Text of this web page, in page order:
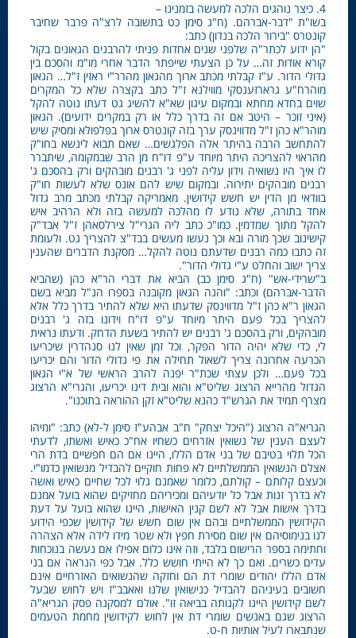
4. כיצר נוהגים הלכה למעשה בזמנינו –
בשו"ת "דבר-אברהם. (ח"ג סימן כט בתשובה לרצ"ה פרבר שחיבר
קונטרס "בירור הלכה בנדון) כתב:
"הן ידוע לכתר"ה שלפני שנים אחדות פניתי להרבנים הגאונים בקול
קורא אודות זה… על כן הצעתי שייפתר הדבר אחרי מו"מ והסכם בין
גדולי הדור. ע"ז קבלתי מכתב ארוך מהגאון מהרר"י ראזין ז"ל… הגאון
מוהרח"ע גרארזענסקי מווילנא ז"ל כתב בקצרה שלא כל המקרים
שוים בחדא מחתא ובמקום עיגון שא"א להשיג גט דעתו נוטה להקל
(איני זוכר – היטב אם זה בדרך כלל או רק במקרים ידועים). הגאון
מוהר"א כהן ז"ל מדווינסק ערך בזה קונטרס ארוך בפלפולא ומסיק שיש
להתחשב הרבה בהיתר אלה הפלגשים… שאם תבוא לינשא בחו"ק
מהראוי להצריכה היתר מיוחד ע"פ דו"ח מן הרב שבמקומה, שיתברר
לו איך היו נשואיה וידון עליה לפני ג' רבנים מובהקים ורק בהסכם ג'
רבנים מובהקים יתירוה. ובמקום שיש להם אונס שלא לעשות חו"ק
בוודאי מן הדין יש חשש קידושין. מאמריקה קבלתי מכתב מרב גדול
אחד בתורה, שלא נודע לו מהלכה למעשה בזה ולא הרהיב איש
להקל מתוך שמדמין. כמו"כ כתב ליה הגרי"ל צירלסאהן ז"ל אבד"ק
קישינוב שכך מורה ובא וכך נעשו מעשים בבד"צ להצריך גט. ולעומת
זה כתבו כמה רבנים שדעתם נוטה להקל… מסקנת הדברים שהענין
צריך ישוב והחלט ע"י גדולי הדור".
ב"שרידי-אש" (ח"ג סימן כב) הביא את דברי הר"א כהן (שהביא
הדבר-אברהם) וכתב: "והנה הגאון מקובנה בספרו הנ"ל מביא בשם
הגאון ר"א כהן ז"ל מדווינסק שדעתו היא שלא להתיר בדרך כלל אלא
להצריך בכל פעם היתר מיוחד ע"פ דו"ח וידונו בזה ג' רבנים
מובהקים, ורק בהסכם ג' רבנים יש להתיר בשעת הדחק. ודעתו נראית
לי, כדי שלא יהיה הדור הפקר, וכל זמן שאין לנו סנהדרין שיכריעו
הכרעה אחרונה צריך לשאול תחילה את פי גדולי הדור והם יכריעו
בכל פעם… ולכן עצתי שכת"ר יפנה להרב הראשי של א"י הגאון
הגדול מהרייא הרצוג שליט"א והוא ובית דינו יכריעו, והגרי"א הרצוג
מצרף תמיד את הגרש"ד כהנא שליט"א זקן ההוראה בתוכנו".
הגריא"ה הרצוג ("היכל יצחק" ח"ב אבהע"ז סימן ל-לא) כתב: "ומיהו
לעצם הענין של נשואין אזרחים כשחיו אח"כ כאיש ואשתו, לדעתי
הכל תלוי בטיבם של בני אדם הללו, היינו אם הם חפשיים בדת הרי
אצלם הנשואין הממשלתיים לא פחות חוקיים להבדיל מנשואין כדמו"י.
וכעצם קלותם – קולתם, כלומר שאמנם גלוי לכל שחיים כאיש ואשה
לא בדרך זנות אבל כל יודעיהם ומכיריהם מחזיקים שהוא בועל אמנם
בדרך אישות אבל לא לשם קנין האישות, היינו שהוא בועל על דעת
הקידושין הממשלתיים ובהם אין שום חשש של קידושין שכפי הידוע
לנו בנימוסיהם אין שום מסירת חפץ ולא שטר מידו לידה אלא הצהרה
וחתימה בספר הרישום בלבד, וזה אינו כלום אפילו אם נעשה בנוכחות
עדים כשרים. ואם כך לא הייתי חושש כלל. אבל כפי הנראה אם בני
אדם הללו יהודים שומרי דת הם וחזקה שהנשואים האזרחיים אינם
חשובים בעיניהם להבדיל כנישואין שלנו ואאבב"ז ויש לחוש שבעל
לשם קידושין היינו לקנותה בביאה זו". אולם למסקנה פסק הגריא"ה
הרצוג שגם באנשים שומרי דת אין לחוש לקידושין מחמת הטעמים
שנתבארו לעיל אותיות ח-ט.